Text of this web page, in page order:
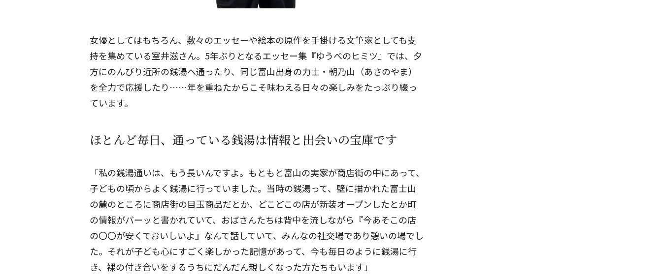
女優としてはもちろん、数々のエッセーや絵本の原作を手掛ける文筆家としても支
持を集めている室井滋さん。5年ぶりとなるエッセー集『ゆうべのヒミツ』では、夕
方にのんびり近所の銭湯へ通ったり、同じ富山出身の力士・朝乃山（あさのやま）
を全力で応援したり……年を重ねたからこそ味わえる日々の楽しみをたっぷり綴っ
ています。
ほとんど毎日、通っている銭湯は情報と出会いの宝庫です
「私の銭湯通いは、もう長いんですよ。もともと富山の実家が商店街の中にあって、
子どもの頃からよく銭湯に行っていました。当時の銭湯って、壁に描かれた富士山
の麓のところに商店街の目玉商品だとか、どこどこの店が新装オープンしたとか町
の情報がバーッと書かれていて、おばさんたちは背中を流しながら『今あそこの店
の〇〇が安くておいしいよ』なんて話していて、みんなの社交場であり憩いの場でし
た。それが子ども心にすごく楽しかった記憶があって、今も毎日のように銭湯に行
き、裸の付き合いをするうちにだんだん親しくなった方たちもいます」